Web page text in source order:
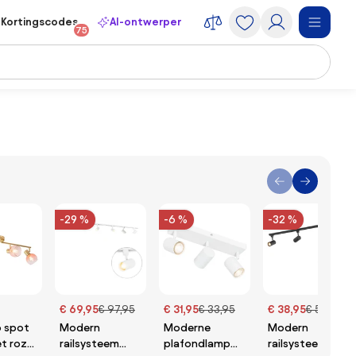
Kortingscodes
75
AI-ontwerper
spot
roze
-29 %
€ 69,95€ 97,95
Modern
railsysteem
-6 %
€ 31,95€ 33,95
Moderne
plafondlamp
-32 %
€ 38,95€ 56,95
Modern
railsysteem